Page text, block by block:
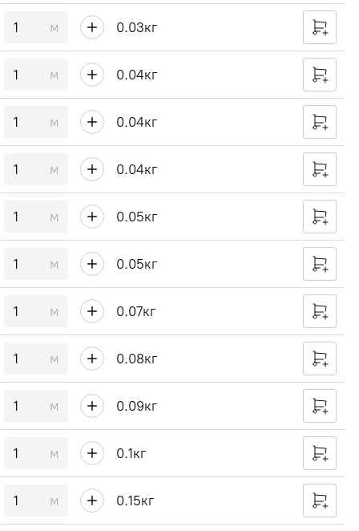
м 0.03кг
м 0.04кг
м 0.04кг
м 0.04кг
м 0.05кг
м 0.05кг
м 0.07кг
м 0.08кг
м 0.09кг
м 0.1кг
м 0.15кг